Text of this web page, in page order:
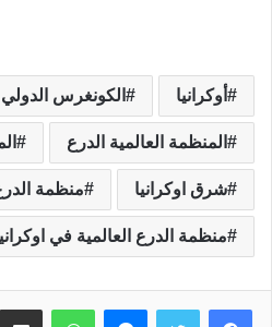
أوكرانيا الكونغرس الدولي
المنظمة العالمية الدرع
شرق اوكرانيا منظمة
منظمة الدرع العالمية في
ماسنجر واتساب